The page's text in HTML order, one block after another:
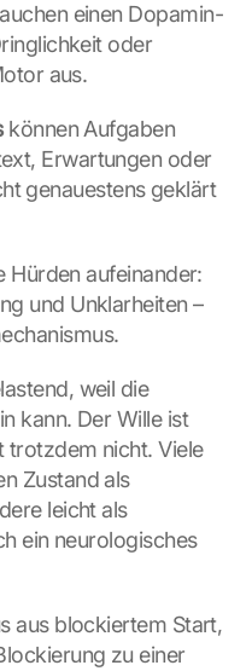
einen Dopamin-
oder
aus.
können Aufgaben
Erwartungen oder
genauestens geklärt
aufeinander:
und Unklarheiten –
weil die
kann. Der Wille ist
trotzdem nicht. Viele
Zustand als
leicht als
ein neurologisches
aus blockiertem Start,